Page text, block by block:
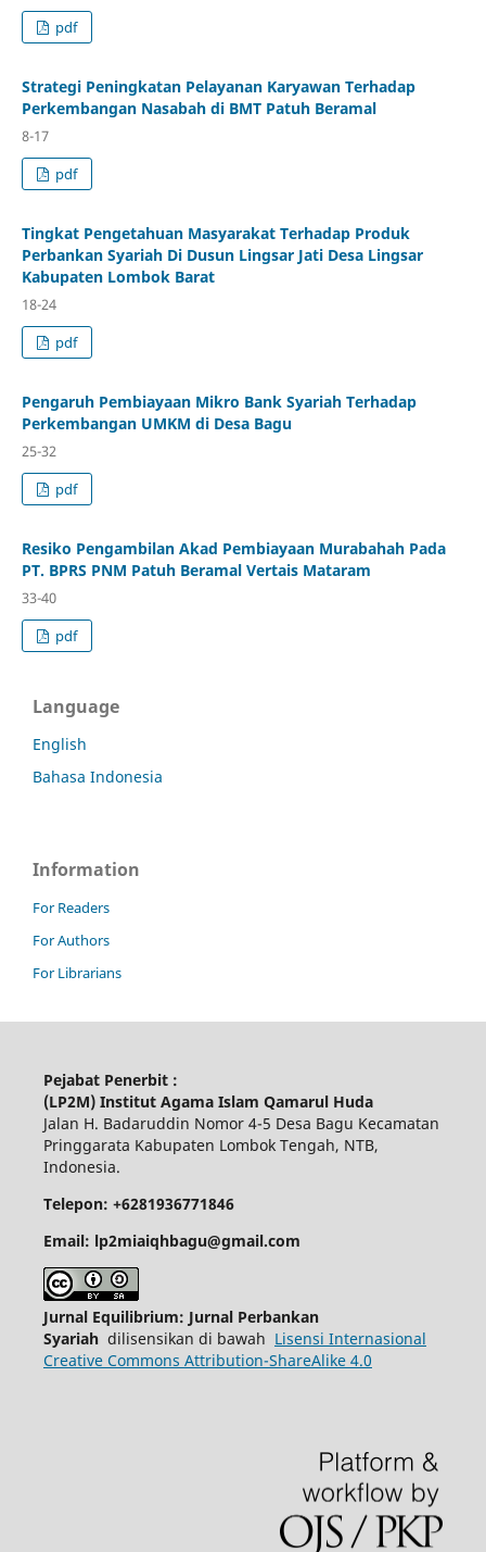
pdf
Strategi Peningkatan Pelayanan Karyawan Terhadap
Perkembangan Nasabah di BMT Patuh Beramal
8-17
pdf
Tingkat Pengetahuan Masyarakat Terhadap Produk
Perbankan Syariah Di Dusun Lingsar Jati Desa Lingsar
Kabupaten Lombok Barat
18-24
pdf
Pengaruh Pembiayaan Mikro Bank Syariah Terhadap
Perkembangan UMKM di Desa Bagu
25-32
pdf
Resiko Pengambilan Akad Pembiayaan Murabahah Pada
PT. BPRS PNM Patuh Beramal Vertais Mataram
33-40
pdf
Language
English
Bahasa Indonesia
Information
For Readers
For Authors
For Librarians
Pejabat Penerbit :
(LP2M) Institut Agama Islam Qamarul Huda
Jalan H. Badaruddin Nomor 4-5 Desa Bagu Kecamatan
Pringgarata Kabupaten Lombok Tengah, NTB,
Indonesia.
Telepon: +6281936771846
Email: lp2miaiqhbagu@gmail.com
Jurnal Equilibrium: Jurnal Perbankan
Syariahdilisensikan di bawah Lisensi Internasional
Creative Commons Attribution-ShareAlike 4.0